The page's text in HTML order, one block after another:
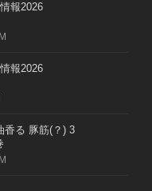
報2026
報2026
香る 豚筋(？) 3